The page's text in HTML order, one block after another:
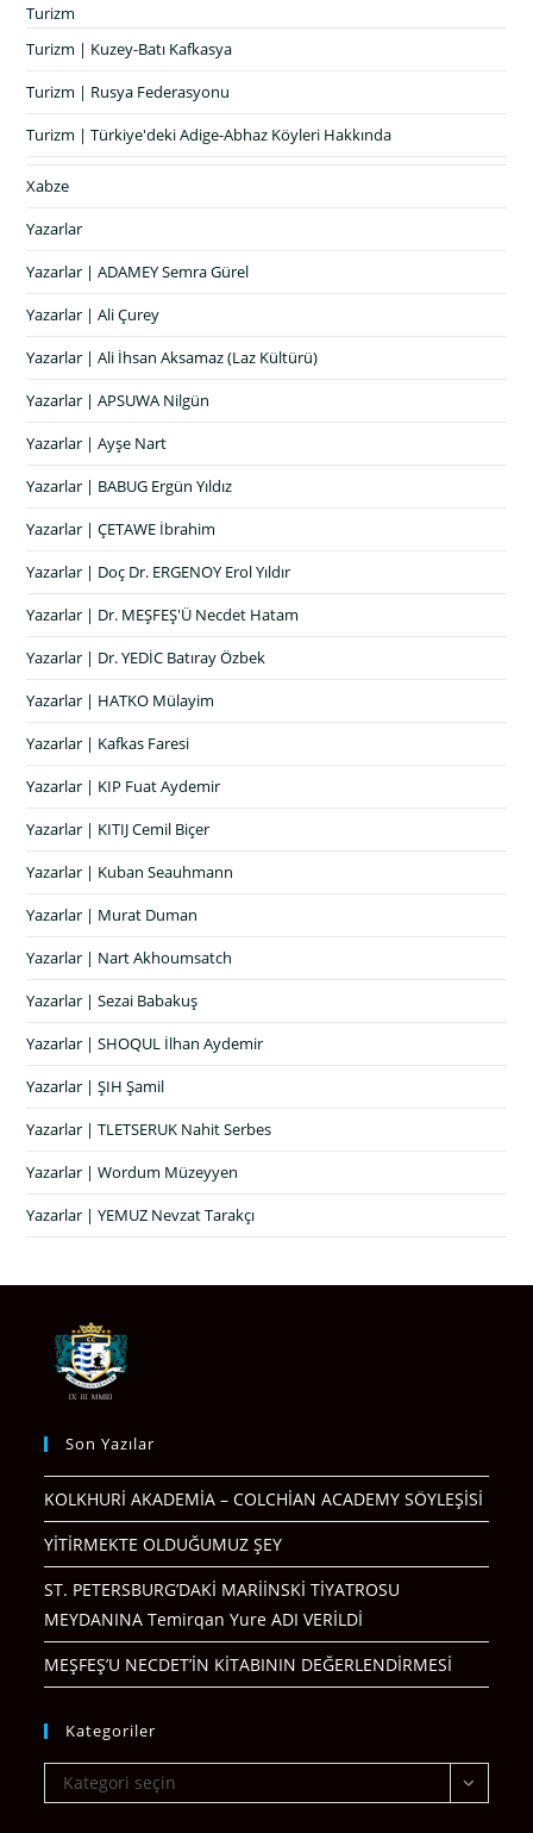
Turizm
Turizm | Kuzey-Batı Kafkasya
Turizm | Rusya Federasyonu
Turizm | Türkiye'deki Adige-Abhaz Köyleri Hakkında
Xabze
Yazarlar
Yazarlar | ADAMEY Semra Gürel
Yazarlar | Ali Çurey
Yazarlar | Ali İhsan Aksamaz (Laz Kültürü)
Yazarlar | APSUWA Nilgün
Yazarlar | Ayşe Nart
Yazarlar | BABUG Ergün Yıldız
Yazarlar | ÇETAWE İbrahim
Yazarlar | Doç Dr. ERGENOY Erol Yıldır
Yazarlar | Dr. MEŞFEŞ'Ü Necdet Hatam
Yazarlar | Dr. YEDİC Batıray Özbek
Yazarlar | HATKO Mülayim
Yazarlar | Kafkas Faresi
Yazarlar | KIP Fuat Aydemir
Yazarlar | KITIJ Cemil Biçer
Yazarlar | Kuban Seauhmann
Yazarlar | Murat Duman
Yazarlar | Nart Akhoumsatch
Yazarlar | Sezai Babakuş
Yazarlar | SHOQUL İlhan Aydemir
Yazarlar | ŞIH Şamil
Yazarlar | TLETSERUK Nahit Serbes
Yazarlar | Wordum Müzeyyen
Yazarlar | YEMUZ Nevzat Tarakçı
Son Yazılar
KOLKHURİ AKADEMİA – COLCHİAN ACADEMY SÖYLEŞİSİ
YİTİRMEKTE OLDUĞUMUZ ŞEY
ST. PETERSBURG’DAKİ MARİİNSKİ TİYATROSU
MEYDANINA Temirqan Yure ADI VERİLDİ
MEŞFEŞ’U NECDET’İN KİTABININ DEĞERLENDİRMESİ
Kategoriler
Kategoriler
Kategori seçin